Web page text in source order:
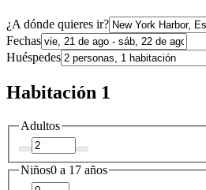
¿A dónde quieres ir?
Fechas
Huéspedes
Habitación 1
Adultos
Niños0 a 17 años